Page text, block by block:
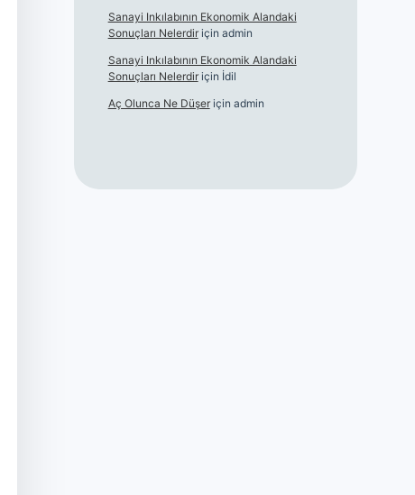
Sanayi Inkılabının Ekonomik Alandaki
Sonuçları Nelerdiriçin admin
Sanayi Inkılabının Ekonomik Alandaki
Sonuçları Nelerdiriçin İdil
Aç Olunca Ne Düşeriçin admin